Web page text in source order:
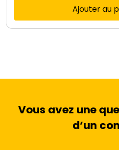
Ajouter au
Vous avez une
d’un